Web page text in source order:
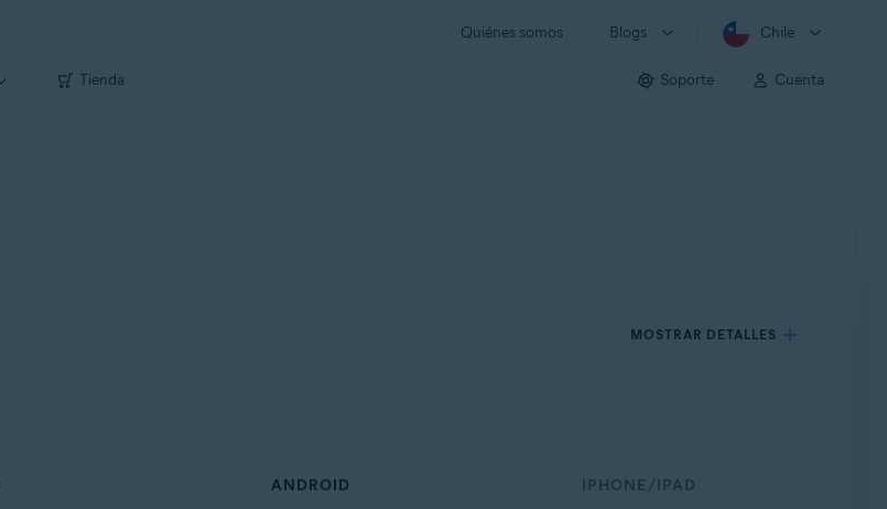
Quiénes somos Blogs Chile
Tienda Soporte Cuenta
MOSTRAR DETALLES
ANDROID IPHONE/IPAD